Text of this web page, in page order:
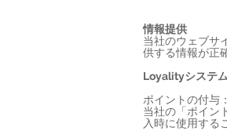
情報提供
当社のウェブサ
供する情報が正
Loyalityシステ
ポイントの付与：
当社の「ポイン
入時に使用する